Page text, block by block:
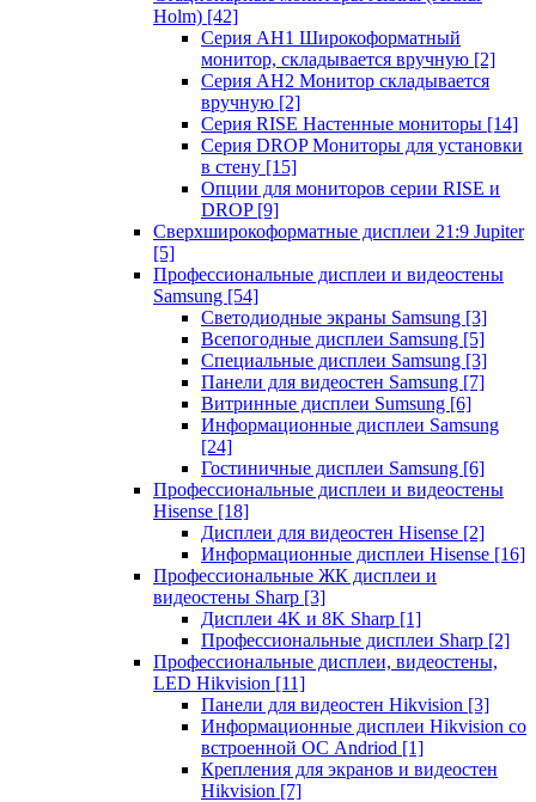
Holm) [42]
Серия AH1 Широкоформатный
монитор, складывается вручную [2]
Серия AH2 Монитор складывается
вручную [2]
Серия RISE Настенные мониторы [14]
Серия DROP Мониторы для установки
в стену [15]
Опции для мониторов серии RISE и
DROP [9]
Сверхширокоформатные дисплеи 21:9 Jupiter
[5]
Профессиональные дисплеи и видеостены
Samsung [54]
Светодиодные экраны Samsung [3]
Всепогодные дисплеи Samsung [5]
Специальные дисплеи Samsung [3]
Панели для видеостен Samsung [7]
Витринные дисплеи Sumsung [6]
Информационные дисплеи Samsung
[24]
Гостиничные дисплеи Samsung [6]
Профессиональные дисплеи и видеостены
Hisense [18]
Дисплеи для видеостен Hisense [2]
Информационные дисплеи Hisense [16]
Профессиональные ЖК дисплеи и
видеостены Sharp [3]
Дисплеи 4K и 8K Sharp [1]
Профессиональные дисплеи Sharp [2]
Профессиональные дисплеи, видеостены,
LED Hikvision [11]
Панели для видеостен Hikvision [3]
Информационные дисплеи Hikvision со
встроенной ОС Andriod [1]
Крепления для экранов и видеостен
Hikvision [7]